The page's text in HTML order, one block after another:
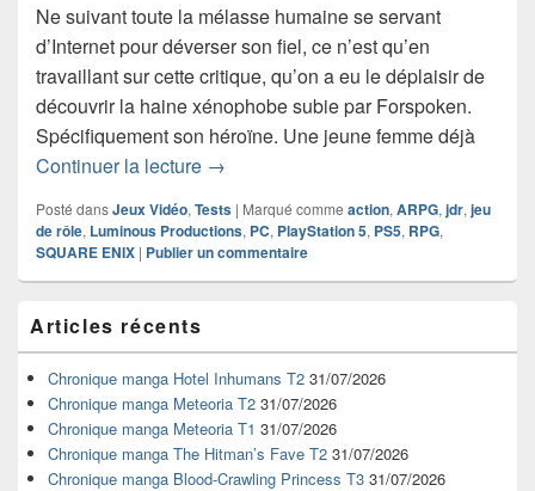
Ne suivant toute la mélasse humaine se servant
d’Internet pour déverser son fiel, ce n’est qu’en
travaillant sur cette critique, qu’on a eu le déplaisir de
découvrir la haine xénophobe subie par Forspoken.
Spécifiquement son héroïne. Une jeune femme déjà
Continuer la lecture Chronique Jeu Vidéo Forspoken
→
Posté dansJeux Vidéo, Tests | Marqué comme action, ARPG, jdr, jeu
de rôle, Luminous Productions, PC, PlayStation 5, PS5, RPG,
SQUARE ENIX | Publier un commentaire
principale
de
widget
pour
barre
latérale
Articles récents
Chronique manga Hotel Inhumans T2 31/07/2026
Chronique manga Meteoria T2 31/07/2026
Chronique manga Meteoria T1 31/07/2026
Chronique manga The Hitman’s Fave T2 31/07/2026
Chronique manga Blood-Crawling Princess T3 31/07/2026